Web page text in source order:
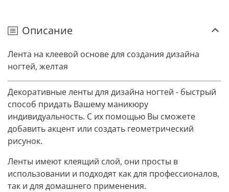
Описание
Лента на клеевой основе для создания дизайна
ногтей, желтая
Декоративные ленты для дизайна ногтей - быстрый
способ придать Вашему маникюру
индивидуальность. С их помощью Вы сможете
добавить акцент или создать геометрический
рисунок.
Ленты имеют клеящий слой, они просты в
использовании и подходят как для профессионалов,
так и для домашнего применения.